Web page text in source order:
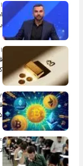
۱ ساعت پیش
۱ ساعت پیش
۲ ساعت پیش
۱۴